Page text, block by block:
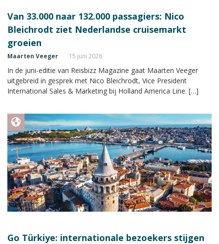
Van 33.000 naar 132.000 passagiers: Nico
Bleichrodt ziet Nederlandse cruisemarkt
groeien
Maarten Veeger 15 juni 2026
In de juni-editie van Reisbizz Magazine gaat Maarten Veeger
uitgebreid in gesprek met Nico Bleichrodt, Vice President
International Sales & Marketing bij Holland America Line. […]
Go Türkiye: internationale bezoekers stijgen